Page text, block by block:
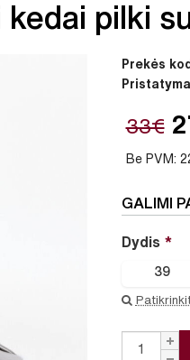
kedai pilki
Prekės
33€
Be PVM:
GALIMI
Dydis
39